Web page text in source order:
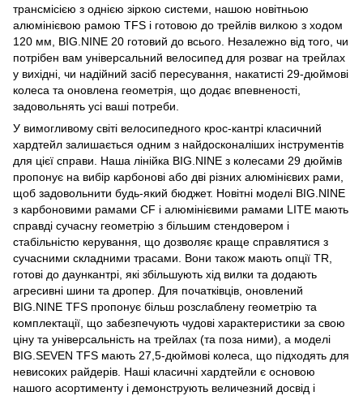
трансмісією з однією зіркою системи, нашою новітньою
алюмінієвою рамою TFS і готовою до трейлів вилкою з ходом
120 мм, BIG.NINE 20 готовий до всього. Незалежно від того, чи
потрібен вам універсальний велосипед для розваг на трейлах
у вихідні, чи надійний засіб пересування, накатисті 29-дюймові
колеса та оновлена геометрія, що додає впевненості,
задовольнять усі ваші потреби.
У вимогливому світі велосипедного крос-кантрі класичний
хардтейл залишається одним з найдосконаліших інструментів
для цієї справи. Наша лінійка BIG.NINE з колесами 29 дюймів
пропонує на вибір карбонові або дві різних алюмінієвих рами,
щоб задовольнити будь-який бюджет. Новітні моделі BIG.NINE
з карбоновими рамами CF і алюмінієвими рамами LITE мають
справді сучасну геометрію з більшим стендовером і
стабільністю керування, що дозволяє краще справлятися з
сучасними складними трасами. Вони також мають опції TR,
готові до даункантрі, які збільшують хід вилки та додають
агресивні шини та дропер. Для початківців, оновлений
BIG.NINE TFS пропонує більш розслаблену геометрію та
комплектації, що забезпечують чудові характеристики за свою
ціну та універсальність на трейлах (та поза ними), а моделі
BIG.SEVEN TFS мають 27,5-дюймові колеса, що підходять для
невисоких райдерів. Наші класичні хардтейли є основою
нашого асортименту і демонструють величезний досвід і